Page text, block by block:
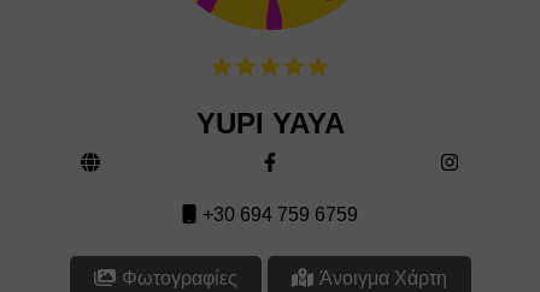
YUPI YAYA
+30 694 759 6759
Φωτογραφίες Άνοιγμα Χάρτη